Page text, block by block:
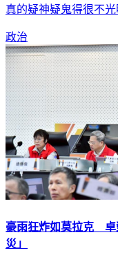
真的疑神疑鬼得很不光
政治
豪雨狂炸如莫拉克 卓
災」